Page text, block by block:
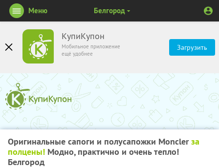
КупиКупон
Мобильное приложение
ещё удобнее
Загрузить
Меню Белгород
Оригинальные сапоги и полусапожки Monclerза
полцены! Модно, практично и очень тепло!
Белгород